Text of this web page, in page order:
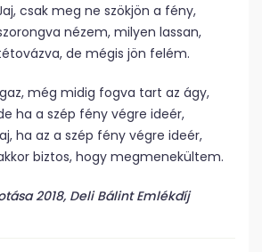
csak meg ne szökjön a fény,
nézem, milyen lassan,
de mégis jön felém.
még midig fogva tart az ágy,
ha a szép fény végre ideér,
ha az a szép fény végre ideér,
biztos, hogy megmenekültem.
2018, Deli Bálint Emlékdíj